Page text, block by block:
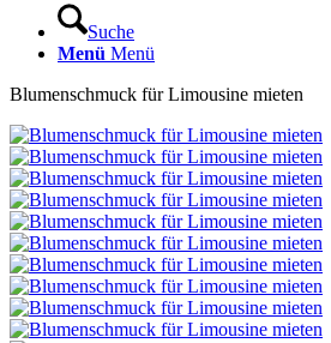
Suche
Menü Menü
Blumenschmuck für Limousine mieten